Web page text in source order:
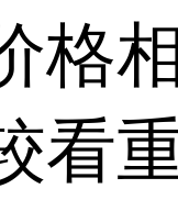
格
看